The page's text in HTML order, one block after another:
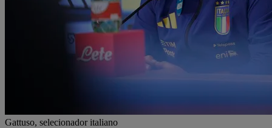
Gattuso, selecionador italiano